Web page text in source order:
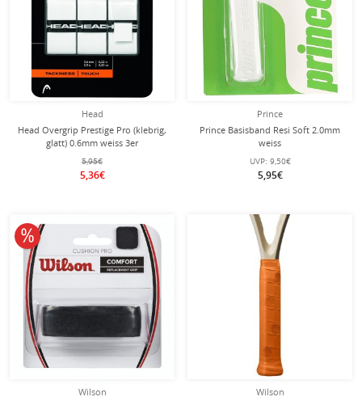
Head
Head Overgrip Prestige Pro (klebrig,
glatt) 0.6mm weiss 3er
5,95€
5,36€
Prince
Prince Basisband Resi Soft 2.0mm
weiss
UVP: 9,50€
5,95€
Wilson
10% reduziert
Wilson